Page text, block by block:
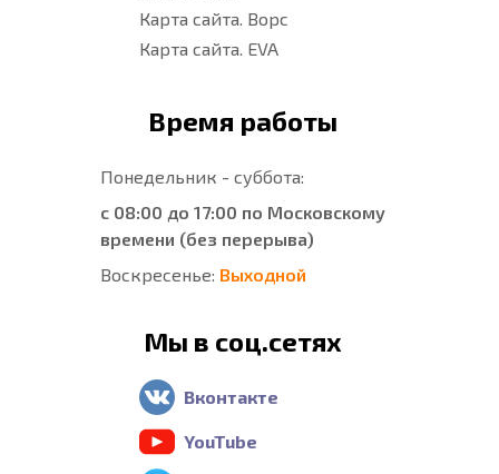
Карта сайта. Ворс
Карта сайта. EVA
Время работы
Понедельник - суббота:
с 08:00 до 17:00 по Московскому
времени (без перерыва)
Воскресенье: Выходной
Мы в соц.сетях
Вконтакте
YouTube